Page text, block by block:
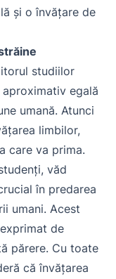
și o învățare de
studiilor
egală
umană. Atunci
limbilor,
care va prima.
văd
în predarea
umani. Acest
de
părere. Cu toate
că învățarea